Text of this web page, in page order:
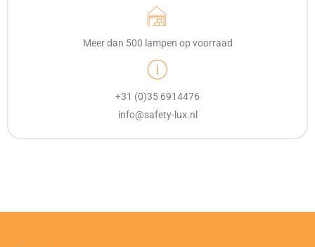
Meer dan 500 lampen op voorraad
+31 (0)35 6914476
info@safety-lux.nl